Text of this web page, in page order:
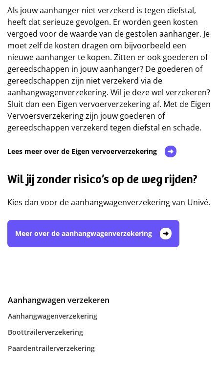
Als jouw aanhanger niet verzekerd is tegen diefstal,
heeft dat serieuze gevolgen. Er worden geen kosten
vergoed voor de waarde van de gestolen aanhanger. Je
moet zelf de kosten dragen om bijvoorbeeld een
nieuwe aanhanger te kopen. Zitten er ook goederen of
gereedschappen in jouw aanhanger? De goederen of
gereedschappen zijn niet verzekerd via de
aanhangwagenverzekering. Wil je deze wel verzekeren?
Sluit dan een Eigen vervoerverzekering af. Met de Eigen
Vervoersverzekering zijn jouw goederen of
gereedschappen verzekerd tegen diefstal en schade.
Lees meer over de Eigen vervoerverzekering
Wil jij zonder risico’s op de weg rijden?
Kies dan voor de aanhangwagenverzekering van Univé.
Meer over de aanhangwagenverzekering
Aanhangwagen verzekeren
Aanhangwagenverzekering
Boottrailerverzekering
Paardentrailerverzekering